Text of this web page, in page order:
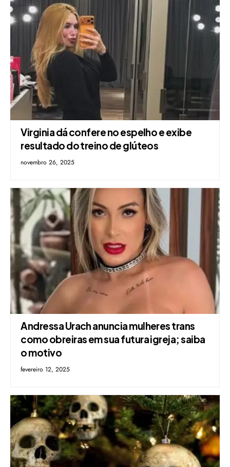
Virginia dá confere no espelho e exibe
resultado do treino de glúteos
novembro 26, 2025
Andressa Urach anuncia mulheres trans
como obreiras em sua futura igreja; saiba
o motivo
fevereiro 12, 2025